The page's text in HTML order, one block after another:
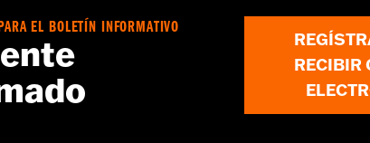
Está pendiente la aprobación para su uso en
visita H-D.com/shop.
full details
EL BOLETÍN INFORMATIVO
RECIBIR